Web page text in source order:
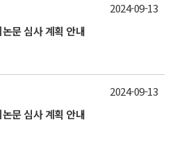
문 심사 계획 안내
2024-09-13
문 심사 계획 안내
2024-09-13